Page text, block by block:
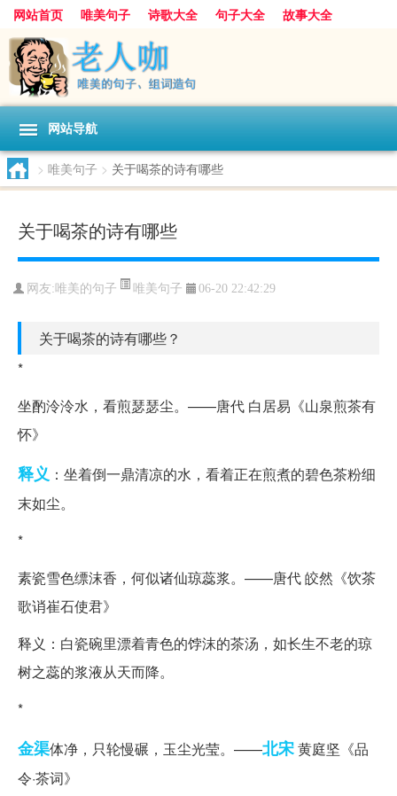
网站首页 唯美句子 诗歌大全 句子大全
故事大全
人生感悟
其他美文 美文欣赏
感人故事
句子分类
网站导航
> 唯美句子 > 关于喝茶的诗有哪些
关于喝茶的诗有哪些
网友: 唯美的句子 唯美句子 06-20 22:42:29
关于喝茶的诗有哪些？
*
坐酌泠泠水，看煎瑟瑟尘。——唐代 白居易《山泉煎茶有
怀》
释义 ：坐着倒一鼎清凉的水，看着正在煎煮的碧色茶粉细
末如尘。
*
素瓷雪色缥沫香，何似诸仙琼蕊浆。——唐代 皎然《饮茶
歌诮崔石使君》
释义：白瓷碗里漂着青色的饽沫的茶汤，如长生不老的琼
树之蕊的浆液从天而降。
*
金渠体净，只轮慢碾，玉尘光莹。——北宋黄庭坚《品
令·茶词》